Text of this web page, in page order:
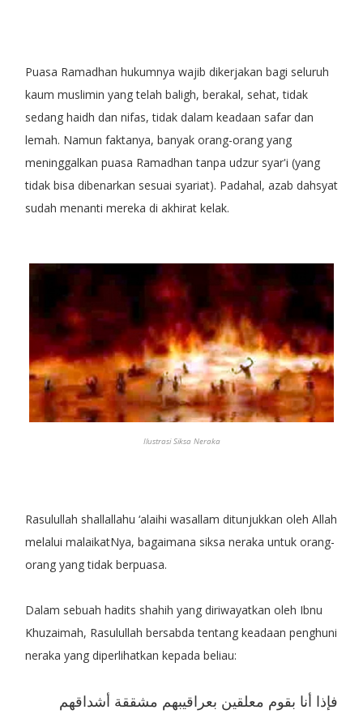
Puasa Ramadhan hukumnya wajib dikerjakan bagi seluruh
kaum muslimin yang telah baligh, berakal, sehat, tidak
sedang haidh dan nifas, tidak dalam keadaan safar dan
lemah. Namun faktanya, banyak orang-orang yang
meninggalkan puasa Ramadhan tanpa udzur syar'i (yang
tidak bisa dibenarkan sesuai syariat). Padahal, azab dahsyat
sudah menanti mereka di akhirat kelak.
Ilustrasi Siksa Neraka
Rasulullah shallallahu ‘alaihi wasallam ditunjukkan oleh Allah
melalui malaikatNya, bagaimana siksa neraka untuk orang-
orang yang tidak berpuasa.
Dalam sebuah hadits shahih yang diriwayatkan oleh Ibnu
Khuzaimah, Rasulullah bersabda tentang keadaan penghuni
neraka yang diperlihatkan kepada beliau:
فإذا أنا بقوم معلقين بعراقيبهم مشققة أشداقهم